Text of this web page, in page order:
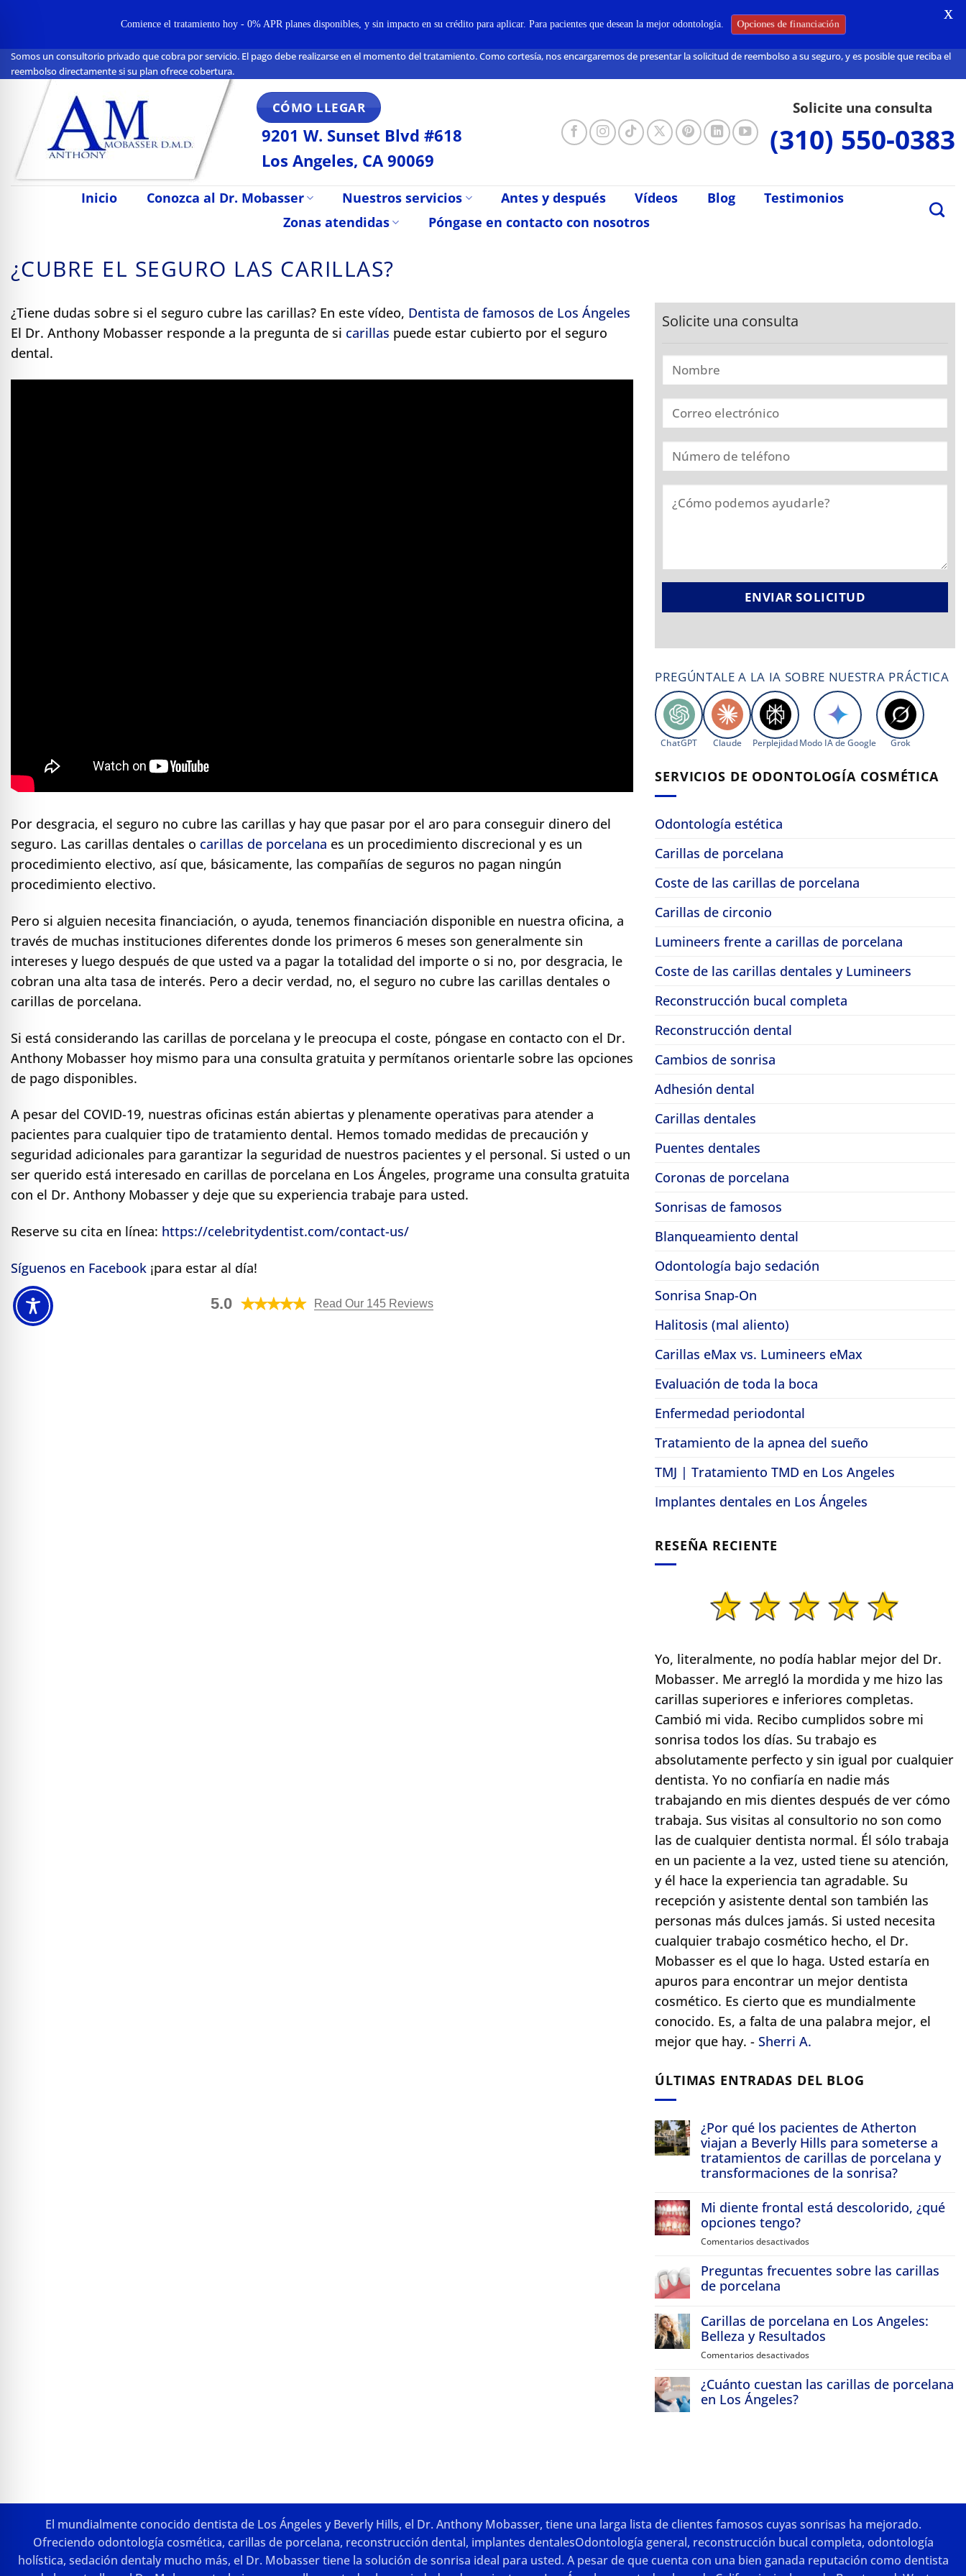
al
contenido
Somos un consultorio privado que cobra por servicio. El pago debe realizarse en el momento del tratamiento. Como cortesía, nos encargaremos de presentar la solicitud de reembolso a su seguro, y es posible que reciba el
reembolso directamente si su plan ofrece cobertura.
CÓMO LLEGAR
9201 W. Sunset Blvd #618
Los Angeles, CA 90069
Solicite una consulta
(310) 550-0383
Inicio Conozca al Dr. Mobasser Nuestros servicios Antes y después Vídeos Blog
Testimonios
Zonas atendidas
Póngase en contacto con nosotros
¿CUBRE EL SEGURO LAS CARILLAS?
¿Tiene dudas sobre si el seguro cubre las carillas? En este vídeo, Dentista de famosos de Los Ángeles
El Dr. Anthony Mobasser responde a la pregunta de si carillas puede estar cubierto por el seguro
dental.
Por desgracia, el seguro no cubre las carillas y hay que pasar por el aro para conseguir dinero del
seguro. Las carillas dentales o carillas de porcelana es un procedimiento discrecional y es un
procedimiento electivo, así que, básicamente, las compañías de seguros no pagan ningún
procedimiento electivo.
Pero si alguien necesita financiación, o ayuda, tenemos financiación disponible en nuestra oficina, a
través de muchas instituciones diferentes donde los primeros 6 meses son generalmente sin
intereses y luego después de que usted va a pagar la totalidad del importe o si no, por desgracia, le
cobran una alta tasa de interés. Pero a decir verdad, no, el seguro no cubre las carillas dentales o
carillas de porcelana.
Si está considerando las carillas de porcelana y le preocupa el coste, póngase en contacto con el Dr.
Anthony Mobasser hoy mismo para una consulta gratuita y permítanos orientarle sobre las opciones
de pago disponibles.
A pesar del COVID-19, nuestras oficinas están abiertas y plenamente operativas para atender a
pacientes para cualquier tipo de tratamiento dental. Hemos tomado medidas de precaución y
seguridad adicionales para garantizar la seguridad de nuestros pacientes y el personal. Si usted o un
ser querido está interesado en carillas de porcelana en Los Ángeles, programe una consulta gratuita
con el Dr. Anthony Mobasser y deje que su experiencia trabaje para usted.
Reserve su cita en línea: https://celebritydentist.com/contact-us/
Síguenos en Facebook ¡para estar al día!
5.0 Read Our 145 Reviews
Solicite una consulta
PREGÚNTALE A LA IA SOBRE NUESTRA PRÁCTICA
ChatGPT Claude Perplejidad Modo IA de Google Grok
SERVICIOS DE ODONTOLOGÍA COSMÉTICA
Odontología estética
Carillas de porcelana
Coste de las carillas de porcelana
Carillas de circonio
Lumineers frente a carillas de porcelana
Coste de las carillas dentales y Lumineers
Reconstrucción bucal completa
Reconstrucción dental
Cambios de sonrisa
Adhesión dental
Carillas dentales
Puentes dentales
Coronas de porcelana
Sonrisas de famosos
Blanqueamiento dental
Odontología bajo sedación
Sonrisa Snap-On
Halitosis (mal aliento)
Carillas eMax vs. Lumineers eMax
Evaluación de toda la boca
Enfermedad periodontal
Tratamiento de la apnea del sueño
TMJ | Tratamiento TMD en Los Angeles
Implantes dentales en Los Ángeles
RESEÑA RECIENTE
Yo, literalmente, no podía hablar mejor del Dr.
Mobasser. Me arregló la mordida y me hizo las
carillas superiores e inferiores completas.
Cambió mi vida. Recibo cumplidos sobre mi
sonrisa todos los días. Su trabajo es
absolutamente perfecto y sin igual por cualquier
dentista. Yo no confiaría en nadie más
trabajando en mis dientes después de ver cómo
trabaja. Sus visitas al consultorio no son como
las de cualquier dentista normal. Él sólo trabaja
en un paciente a la vez, usted tiene su atención,
y él hace la experiencia tan agradable. Su
recepción y asistente dental son también las
personas más dulces jamás. Si usted necesita
cualquier trabajo cosmético hecho, el Dr.
Mobasser es el que lo haga. Usted estaría en
apuros para encontrar un mejor dentista
cosmético. Es cierto que es mundialmente
conocido. Es, a falta de una palabra mejor, el
mejor que hay. - Sherri A.
ÚLTIMAS ENTRADAS DEL BLOG
¿Por qué los pacientes de Atherton
viajan a Beverly Hills para someterse a
tratamientos de carillas de porcelana y
transformaciones de la sonrisa?
hay
comentarios
en
Why
Atherton
to
Beverly
Hills
Veneers
&
Smile
Makeovers
Mi diente frontal está descolorido, ¿qué
opciones tengo?
Comentarios desactivados
front
what
are
Preguntas frecuentes sobre las carillas
de porcelana
comentarios
en
Porcelain
Veneer
Carillas de porcelana en Los Angeles:
Belleza y Resultados
Comentarios desactivados
Veneers
¿Cuánto cuestan las carillas de porcelana
en Los Ángeles?
Cost
Los
Angeles?
El mundialmente conocido dentista de Los Ángeles y Beverly Hills, el Dr. Anthony Mobasser, tiene una larga lista de clientes famosos cuyas sonrisas ha mejorado.
Ofreciendo odontología cosmética, carillas de porcelana, reconstrucción dental, implantes dentalesOdontología general, reconstrucción bucal completa, odontología
holística, sedación dentaly mucho más, el Dr. Mobasser tiene la solución de sonrisa ideal para usted. A pesar de que cuenta con una bien ganada reputación como dentista
Impaired Mode
Safe Profile
Comience el tratamiento hoy - 0% APR planes disponibles, y sin impacto en su crédito para aplicar. Para pacientes que desean la mejor odontología. Opciones de financiación
X